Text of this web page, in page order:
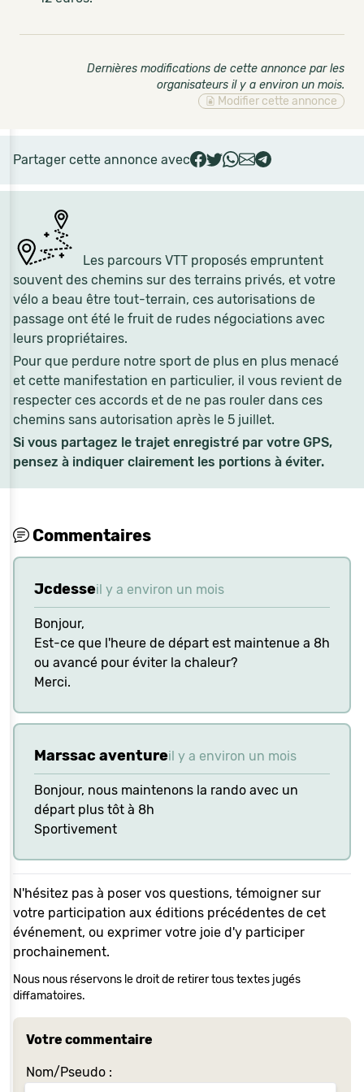
Les parcours VTT proposés empruntent
souvent des chemins sur des terrains privés, et votre
vélo a beau être tout-terrain, ces autorisations de
passage ont été le fruit de rudes négociations avec
leurs propriétaires.
Pour que perdure notre sport de plus en plus menacé
et cette manifestation en particulier, il vous revient de
respecter ces accords et de ne pas rouler dans ces
chemins sans autorisation après le 5 juillet.
Si vous partagez le trajet enregistré par votre GPS,
pensez à indiquer clairement les portions à éviter.
Dernières modifications de cette annonce par les
organisateurs il y a environ un mois.
Modifier cette annonce
Partager cette annonce avec
Commentaires
Jcdesseil y a environ un mois
Bonjour,
Est-ce que l'heure de départ est maintenue a 8h
ou avancé pour éviter la chaleur?
Merci.
Marssac aventureil y a environ un mois
Bonjour, nous maintenons la rando avec un
départ plus tôt à 8h
Sportivement
N'hésitez pas à poser vos questions, témoigner sur
votre participation aux éditions précédentes de cet
événement, ou exprimer votre joie d'y participer
prochainement.
Nous nous réservons le droit de retirer tous textes jugés
diffamatoires.
Votre commentaire
Nom/Pseudo :